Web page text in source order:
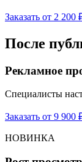
Заказать от 2 200
После
Рекламное
Специалисты
Заказать от 9 900
НОВИНКА